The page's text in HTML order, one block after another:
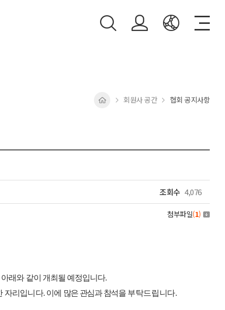
회원사 공간 협회 공지사항
조회수 4,076
첨부파일(1)
래와 같이 개최될 예정입니다.
자리입니다. 이에 많은 관심과참석을 부탁드립니다.